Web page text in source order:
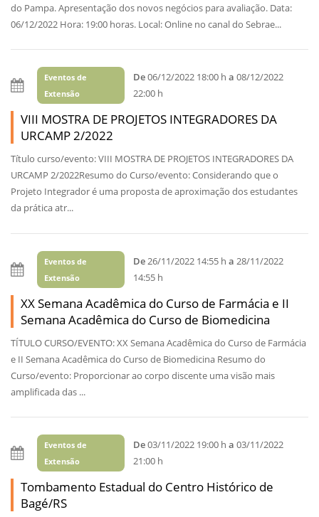
do Pampa. Apresentação dos novos negócios para avaliação. Data:
06/12/2022 Hora: 19:00 horas. Local: Online no canal do Sebrae...
Eventos de
Extensão
De06/12/2022 18:00 ha 08/12/2022
22:00 h
VIII MOSTRA DE PROJETOS INTEGRADORES DA
URCAMP 2/2022
Título curso/evento: VIII MOSTRA DE PROJETOS INTEGRADORES DA
URCAMP 2/2022Resumo do Curso/evento: Considerando que o
Projeto Integrador é uma proposta de aproximação dos estudantes
da prática atr...
Eventos de
Extensão
De 26/11/2022 14:55 ha 28/11/2022
14:55 h
XX Semana Acadêmica do Curso de Farmácia e II
Semana Acadêmica do Curso de Biomedicina
TÍTULO CURSO/EVENTO: XX Semana Acadêmica do Curso de Farmácia
e II Semana Acadêmica do Curso de Biomedicina Resumo do
Curso/evento: Proporcionar ao corpo discente uma visão mais
amplificada das ...
Eventos de
Extensão
De03/11/2022 19:00 ha 03/11/2022
21:00 h
Tombamento Estadual do Centro Histórico de
Bagé/RS